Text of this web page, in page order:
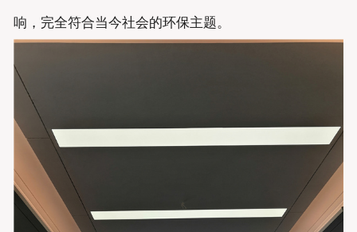
响，完全符合当今社会的环保主题。